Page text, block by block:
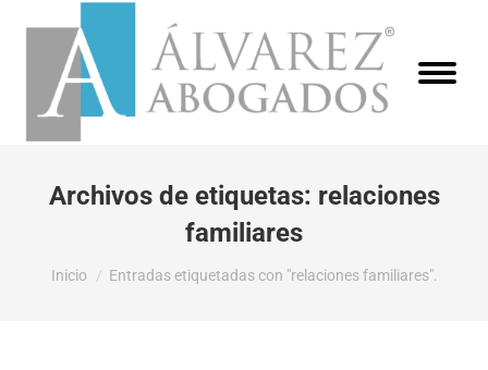
Archivos de etiquetas: relaciones
familiares
Estás aquí:
Inicio Entradas etiquetadas con "relaciones familiares".